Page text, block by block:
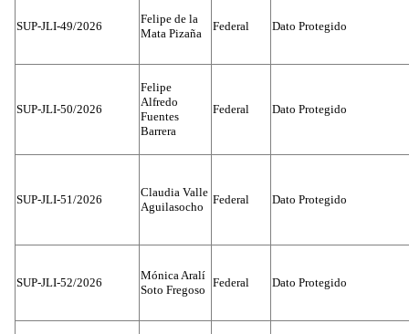
SUP-JLI-49/2026
Felipe de la
Mata Pizaña
Federal Dato Protegido
SUP-JLI-50/2026
Felipe
Alfredo
Fuentes
Barrera
Federal Dato Protegido
SUP-JLI-51/2026
Claudia Valle
Aguilasocho
Federal Dato Protegido
SUP-JLI-52/2026
Mónica Aralí
Soto Fregoso
Federal Dato Protegido